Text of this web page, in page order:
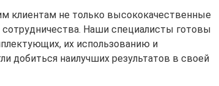
клиентам не только высококачественные
сотрудничества. Наши специалисты готовы
их использованию и
добиться наилучших результатов в своей